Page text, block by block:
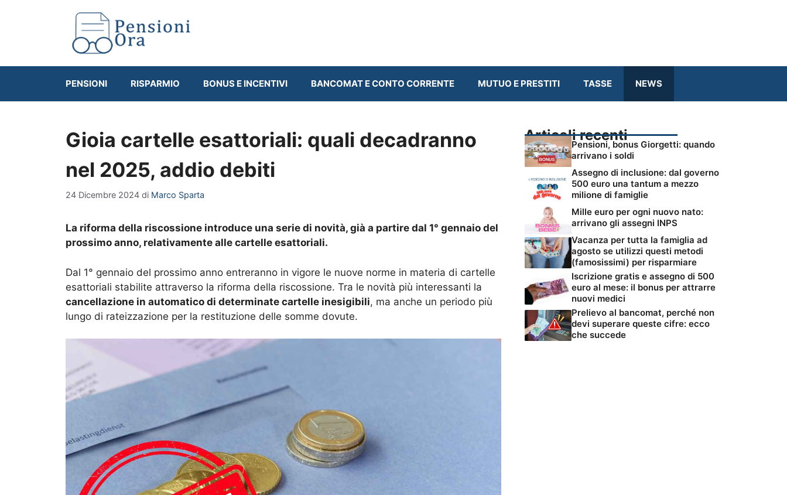
PENSIONI RISPARMIO BONUS E INCENTIVI BANCOMAT E CONTO CORRENTE MUTUO E PRESTITI TASSE NEWS
Gioia cartelle esattoriali: quali decadranno
nel 2025, addio debiti
24 Dicembre 2024 di Marco Sparta
La riforma della riscossione introduce una serie di novità, già a partire dal 1° gennaio del
prossimo anno, relativamente alle cartelle esattoriali.
Dal 1° gennaio del prossimo anno entreranno in vigore le nuove norme in materia di cartelle
esattoriali stabilite attraverso la riforma della riscossione. Tra le novità più interessanti la
cancellazione in automatico di determinate cartelle inesigibili, ma anche un periodo più
lungo di rateizzazione per la restituzione delle somme dovute.
Articoli recenti
Pensioni, bonus Giorgetti: quando
arrivano i soldi
Assegno di inclusione: dal governo
500 euro una tantum a mezzo
milione di famiglie
Mille euro per ogni nuovo nato:
arrivano gli assegni INPS
Vacanza per tutta la famiglia ad
agosto se utilizzi questi metodi
(famosissimi) per risparmiare
Iscrizione gratis e assegno di 500
euro al mese: il bonus per attrarre
nuovi medici
Prelievo al bancomat, perché non
devi superare queste cifre: ecco
che succede